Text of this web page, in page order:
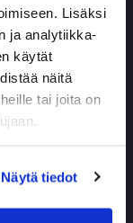
Lisäksi
ja analytiikka-
käytät
näitä
tai joita on
Näytä tiedot